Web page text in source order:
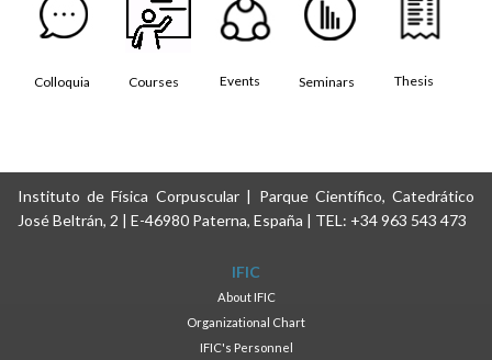
Colloquia Courses Events Seminars Thesis
Instituto de Física Corpuscular | Parque Científico, Catedrático
José Beltrán, 2 | E-46980 Paterna, España | TEL: +34 963 543 473
IFIC
About IFIC
Organizational Chart
IFIC's Personnel